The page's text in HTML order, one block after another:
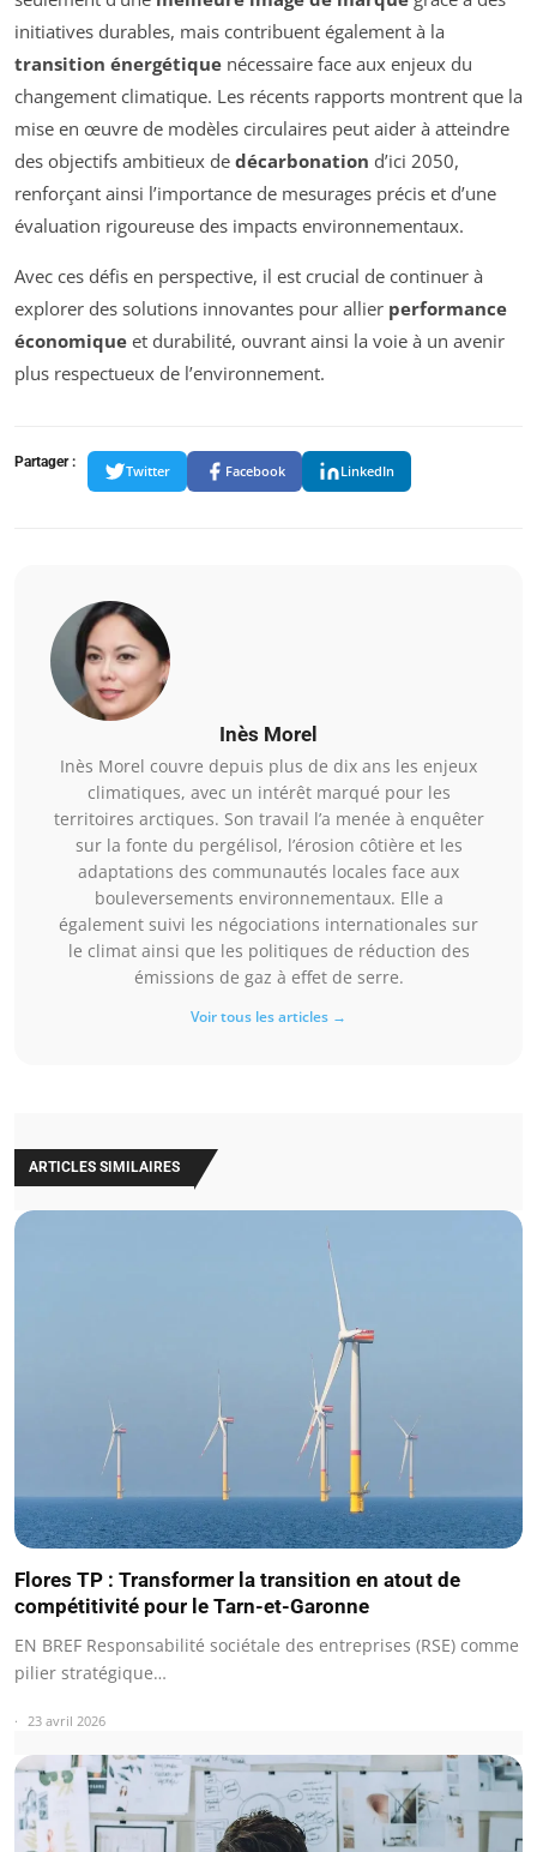
initiatives durables, mais contribuent également à la
transition énergétique nécessaire face aux enjeux du
changement climatique. Les récents rapports montrent que la
mise en œuvre de modèles circulaires peut aider à atteindre
des objectifs ambitieux de décarbonation d’ici 2050,
renforçant ainsi l’importance de mesurages précis et d’une
évaluation rigoureuse des impacts environnementaux.
Avec ces défis en perspective, il est crucial de continuer à
explorer des solutions innovantes pour allier performance
économique et durabilité, ouvrant ainsi la voie à un avenir
plus respectueux de l’environnement.
Partager :
Twitter Facebook LinkedIn
Inès Morel
Inès Morel couvre depuis plus de dix ans les enjeux
climatiques, avec un intérêt marqué pour les
territoires arctiques. Son travail l’a menée à enquêter
sur la fonte du pergélisol, l’érosion côtière et les
adaptations des communautés locales face aux
bouleversements environnementaux. Elle a
également suivi les négociations internationales sur
le climat ainsi que les politiques de réduction des
émissions de gaz à effet de serre.
Voir tous les articles →
ARTICLES SIMILAIRES
Flores TP : Transformer la transition en atout de
compétitivité pour le Tarn-et-Garonne
EN BREF Responsabilité sociétale des entreprises (RSE) comme
pilier stratégique…
23 avril 2026